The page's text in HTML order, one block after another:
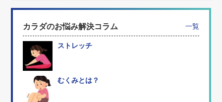
カラダのお悩み解決コラム 一覧
ストレッチ
むくみとは？